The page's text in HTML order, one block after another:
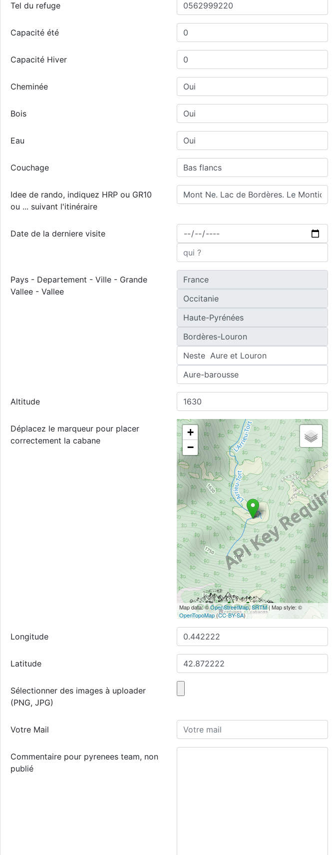
Tel du refuge
Capacité été
Capacité Hiver
Cheminée
Bois
Eau
Couchage
Idee de rando, indiquez HRP ou GR10
ou ... suivant l'itinéraire
Date de la derniere visite
Pays - Departement - Ville - Grande
Vallee - Vallee
Altitude
Déplacez le marqueur pour placer
correctement la cabane
+
−
Map data: ©OpenStreetMap,SRTM| Map style: ©
OpenTopoMap(CC-BY-SA)
Longitude
Latitude
Sélectionner des images à uploader
(PNG, JPG)
Votre Mail
Commentaire pour pyrenees team, non
publié